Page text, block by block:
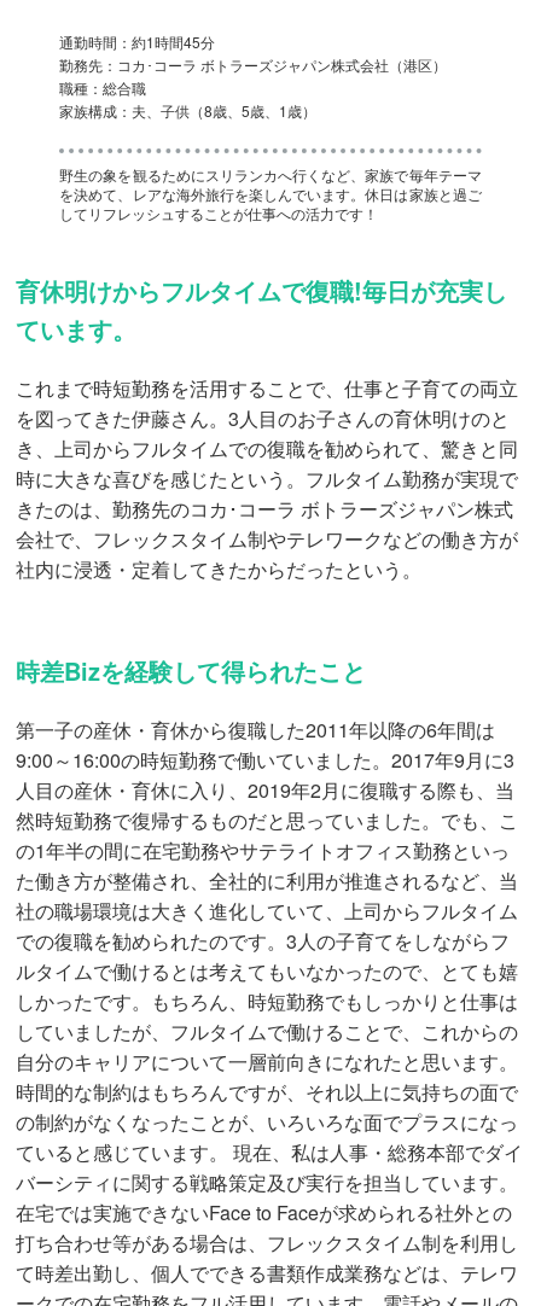
通勤時間：約1時間45分
勤務先：コカ･コーラ ボトラーズジャパン株式会社（港区）
職種：総合職
家族構成：夫、子供（8歳、5歳、1歳）
野生の象を観るためにスリランカへ行くなど、家族で毎年テーマ
を決めて、レアな海外旅行を楽しんでいます。休日は家族と過ご
してリフレッシュすることが仕事への活力です！
育休明けからフルタイムで復職!毎日が充実し
ています。
これまで時短勤務を活用することで、仕事と子育ての両立
を図ってきた伊藤さん。3人目のお子さんの育休明けのと
き、上司からフルタイムでの復職を勧められて、驚きと同
時に大きな喜びを感じたという。フルタイム勤務が実現で
きたのは、勤務先のコカ･コーラ ボトラーズジャパン株式
会社で、フレックスタイム制やテレワークなどの働き方が
社内に浸透・定着してきたからだったという。
時差Bizを経験して得られたこと
第一子の産休・育休から復職した2011年以降の6年間は
9:00～16:00の時短勤務で働いていました。2017年9月に3
人目の産休・育休に入り、2019年2月に復職する際も、当
然時短勤務で復帰するものだと思っていました。でも、こ
の1年半の間に在宅勤務やサテライトオフィス勤務といっ
た働き方が整備され、全社的に利用が推進されるなど、当
社の職場環境は大きく進化していて、上司からフルタイム
での復職を勧められたのです。3人の子育てをしながらフ
ルタイムで働けるとは考えてもいなかったので、とても嬉
しかったです。もちろん、時短勤務でもしっかりと仕事は
していましたが、フルタイムで働けることで、これからの
自分のキャリアについて一層前向きになれたと思います。
時間的な制約はもちろんですが、それ以上に気持ちの面で
の制約がなくなったことが、いろいろな面でプラスになっ
ていると感じています。 現在、私は人事・総務本部でダイ
バーシティに関する戦略策定及び実行を担当しています。
在宅では実施できないFace to Faceが求められる社外との
打ち合わせ等がある場合は、フレックスタイム制を利用し
て時差出勤し、個人でできる書類作成業務などは、テレワ